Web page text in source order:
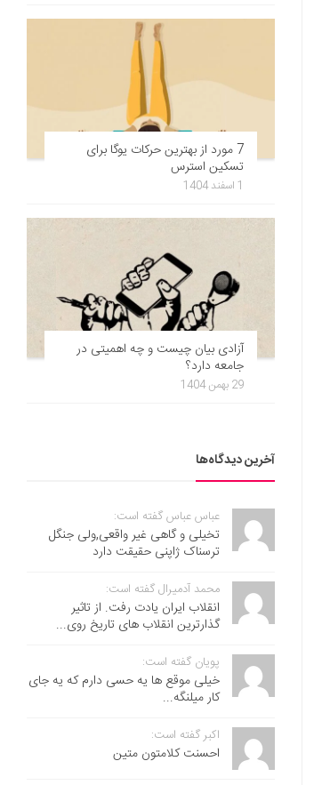
7 مورد از بهترین حرکات یوگا برای
تسکین استرس
1 اسفند 1404
آزادی بیان چیست و چه اهمیتی در
جامعه دارد؟
29 بهمن 1404
آخرین دیدگاه‌ها
عباس عباس گفته است:
تخیلی و گاهی غیر واقعی,ولی جنگل
ترسناک ژاپنی حقیقت دارد
محمد آدمیرال گفته است:
انقلاب ایران یادت رفت. از تاثیر
گذارترین انقلاب های تاریخ روی...
پویان گفته است:
خیلی موقع ها یه حسی دارم که یه جای
کار میلنگه...
اکبر گفته است:
احسنت ‌کلامتون متین